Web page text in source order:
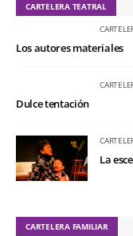
CARTELERA TEATRAL
Los autores materiales
Dulce tentación
La
CARTELERA FAMILIAR